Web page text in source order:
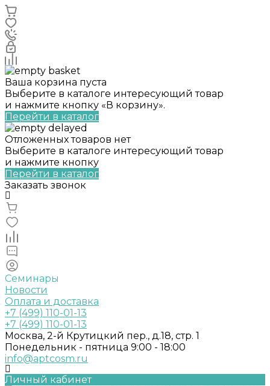
Ваша корзина пуста
Выберите в каталоге интересующий товар
и нажмите кнопку «В корзину».
Перейти в каталог
Отложенных товаров нет
Выберите в каталоге интересующий товар
и нажмите кнопку
Перейти в каталог
Заказать звонок
Семинары
Новости
Оплата и доставка
+7 (499) 110-01-13
+7 (499) 110-01-13
Москва, 2-й Крутицкий пер., д.18, стр. 1
Понедельник - пятница 9:00 - 18:00
info@aptcosm.ru
Личный кабинет